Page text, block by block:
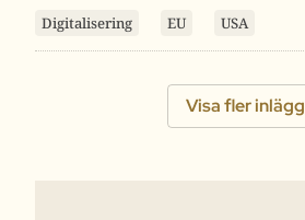
Digitalisering EU USA
Visa fler inlägg